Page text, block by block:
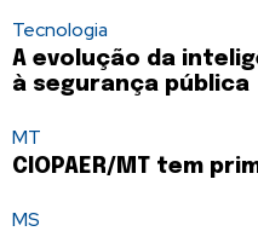
Tecnologia
A evolução da
à segurança pública
MT
CIOPAER/MT tem
MS